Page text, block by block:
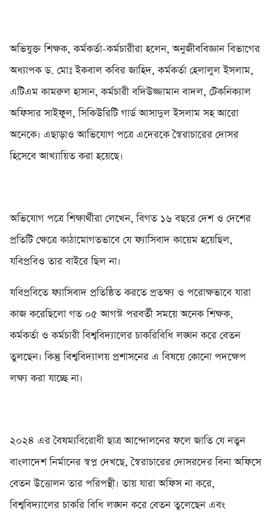
অভিযুক্ত শিক্ষক, কর্মকর্তা-কর্মচারীরা হলেন, অনুজীববিজ্ঞান বিভাগের
অধ্যাপক ড. মোঃ ইকবাল কবির জাহিদ, কর্মকর্তা হেলালুল ইসলাম,
এটিএম কামরুল হাসান, কর্মচারী বদিউজ্জামান বাদল, টেকনিক্যাল
অফিসার সাইফুল, সিকিউরিটি গার্ড আসাদুল ইসলাম সহ আরো
অনেকে। এছাড়াও আভিযোগ পত্রে এদেরকে স্বৈরাচারের দোসর
হিসেবে আখ্যায়িত করা হয়েছে।
অভিযোগ পত্রে শিক্ষার্থীরা লেখেন, বিগত ১৬ বছরে দেশ ও দেশের
প্রতিটি ক্ষেত্রে কাঠামোগতভাবে যে ফ্যাসিবাদ কায়েম হয়েছিল,
যবিপ্রবিও তার বাইরে ছিল না।
যবিপ্রবিতে ফ্যাসিবাদ প্রতিষ্ঠিত করতে প্রতক্ষ্য ও পরোক্ষভাবে যারা
কাজ করেছিলো গত ০৫ আগস্ট পরবর্তী সময়ে অনেক শিক্ষক,
কর্মকর্তা ও কর্মচারী বিশ্ববিদ্যালের চাকরিবিধি লঙ্ঘন করে বেতন
তুলছেন। কিন্তু বিশ্ববিদ্যালয় প্রশাসনের এ বিষয়ে কোনো পদক্ষেপ
লক্ষ্য করা যাচ্ছে না।
২০২৪ এর বৈষম্যবিরোধী ছাত্র আন্দোলনের ফলে জাতি যে নতুন
বাংলাদেশ নির্মানের স্বপ্ন দেখছে, স্বৈরাচারের দোসরদের বিনা অফিসে
বেতন উত্তোলন তার পরিপন্থী। তায় যারা অফিস না করে,
বিশ্ববিদ্যালের চাকরি বিধি লঙ্ঘন করে বেতন তুলেছেন এবং